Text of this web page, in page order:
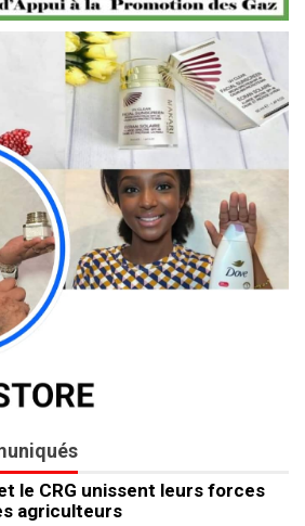
le CRG unissent leurs forces
agriculteurs